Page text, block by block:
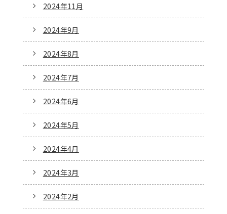
2024年11月
2024年9月
2024年8月
2024年7月
2024年6月
2024年5月
2024年4月
2024年3月
2024年2月